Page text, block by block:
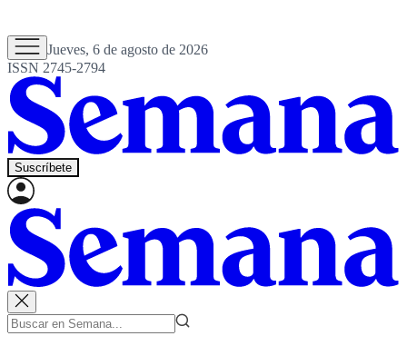
Jueves, 6 de agosto de 2026
ISSN 2745-2794
Suscríbete